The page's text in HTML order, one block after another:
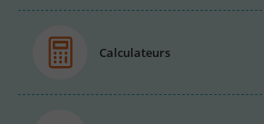
Calculateurs